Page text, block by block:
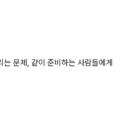
는 문제, 같이 준비하는 사람들에게